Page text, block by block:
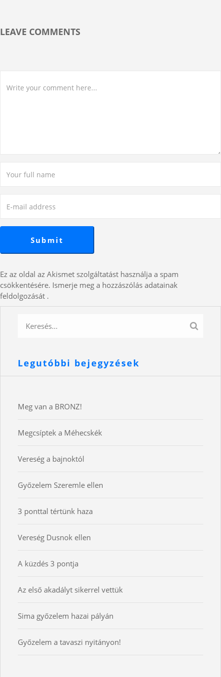
LEAVE COMMENTS
Ez az oldal az Akismet szolgáltatást használja a spam
csökkentésére. Ismerje meg a hozzászólás adatainak
feldolgozását .
Legutóbbi bejegyzések
Meg van a BRONZ!
Megcsíptek a Méhecskék
Vereség a bajnoktól
Győzelem Szeremle ellen
3 ponttal tértünk haza
Vereség Dusnok ellen
A küzdés 3 pontja
Az első akadályt sikerrel vettük
Sima győzelem hazai pályán
Győzelem a tavaszi nyitányon!